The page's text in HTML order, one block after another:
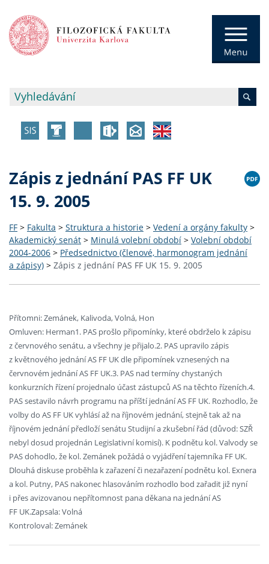
Zápis z jednání PAS FF UK
15. 9. 2005
FF > Fakulta > Struktura a historie > Vedení a orgány fakulty >
Akademický senát > Minulá volební období > Volební období
2004-2006 > Předsednictvo (členové, harmonogram jednání
a zápisy) > Zápis z jednání PAS FF UK 15. 9. 2005
Přítomni: Zemánek, Kalivoda, Volná, Hon
Omluven: Herman1. PAS prošlo připomínky, které obdrželo k zápisu
z červnového senátu, a všechny je přijalo.2. PAS upravilo zápis
z květnového jednání AS FF UK dle připomínek vznesených na
červnovém jednání AS FF UK.3. PAS nad termíny chystaných
konkurzních řízení projednalo účast zástupců AS na těchto řízeních.4.
PAS sestavilo návrh programu na příští jednání AS FF UK. Rozhodlo, že
volby do AS FF UK vyhlásí až na říjnovém jednání, stejně tak až na
říjnovém jednání předloží senátu Studijní a zkušební řád (důvod: SZŘ
nebyl dosud projednán Legislativní komisí). K podnětu kol. Valvody se
PAS dohodlo, že kol. Zemánek požádá o vyjádření tajemníka FF UK.
Dlouhá diskuse proběhla k zařazení či nezařazení podnětu kol. Exnera
a kol. Putny, PAS nakonec hlasováním rozhodlo bod zařadit již nyní
i přes avizovanou nepřítomnost pana děkana na jednání AS
FF UK.Zapsala: Volná
Kontroloval: Zemánek